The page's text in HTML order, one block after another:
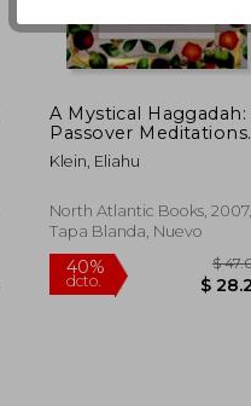
$ 28.15 dcto.
A Mystical Haggadah:
Passover Meditations,
Teachings, and Tales
(en Inglés)
Klein, Eliahu
North Atlantic Books, 2007,
Tapa Blanda, Nuevo